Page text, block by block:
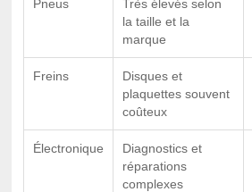
Pneus
Très élevés selon
la taille et la
marque
Freins
Disques et
plaquettes souvent
coûteux
Électronique
Diagnostics et
réparations
complexes